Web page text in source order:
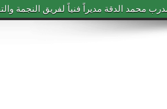
محمد الدقة مديراً فنياً لفريق النجمة